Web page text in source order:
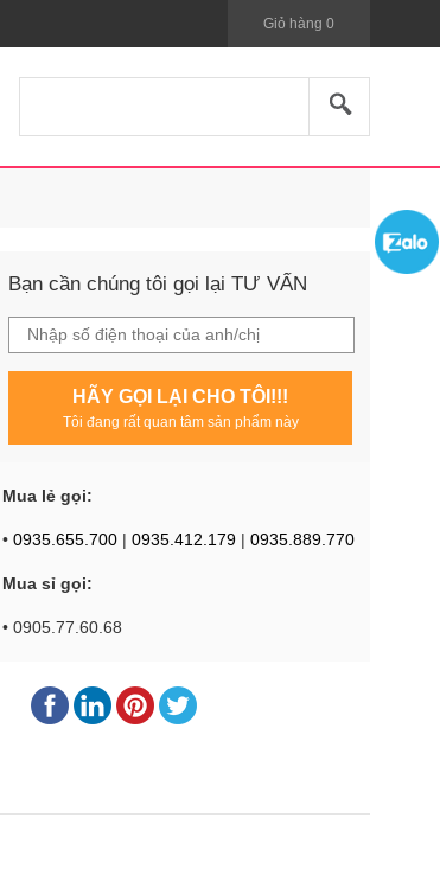
Giỏ hàng 0
Bạn cần chúng tôi gọi lại TƯ VẤN
HÃY GỌI LẠI CHO TÔI!!!
Tôi đang rất quan tâm sản phẩm này
Mua lẻ gọi:
• 0935.655.700 | 0935.412.179 | 0935.889.770
Mua sỉ gọi:
• 0905.77.60.68